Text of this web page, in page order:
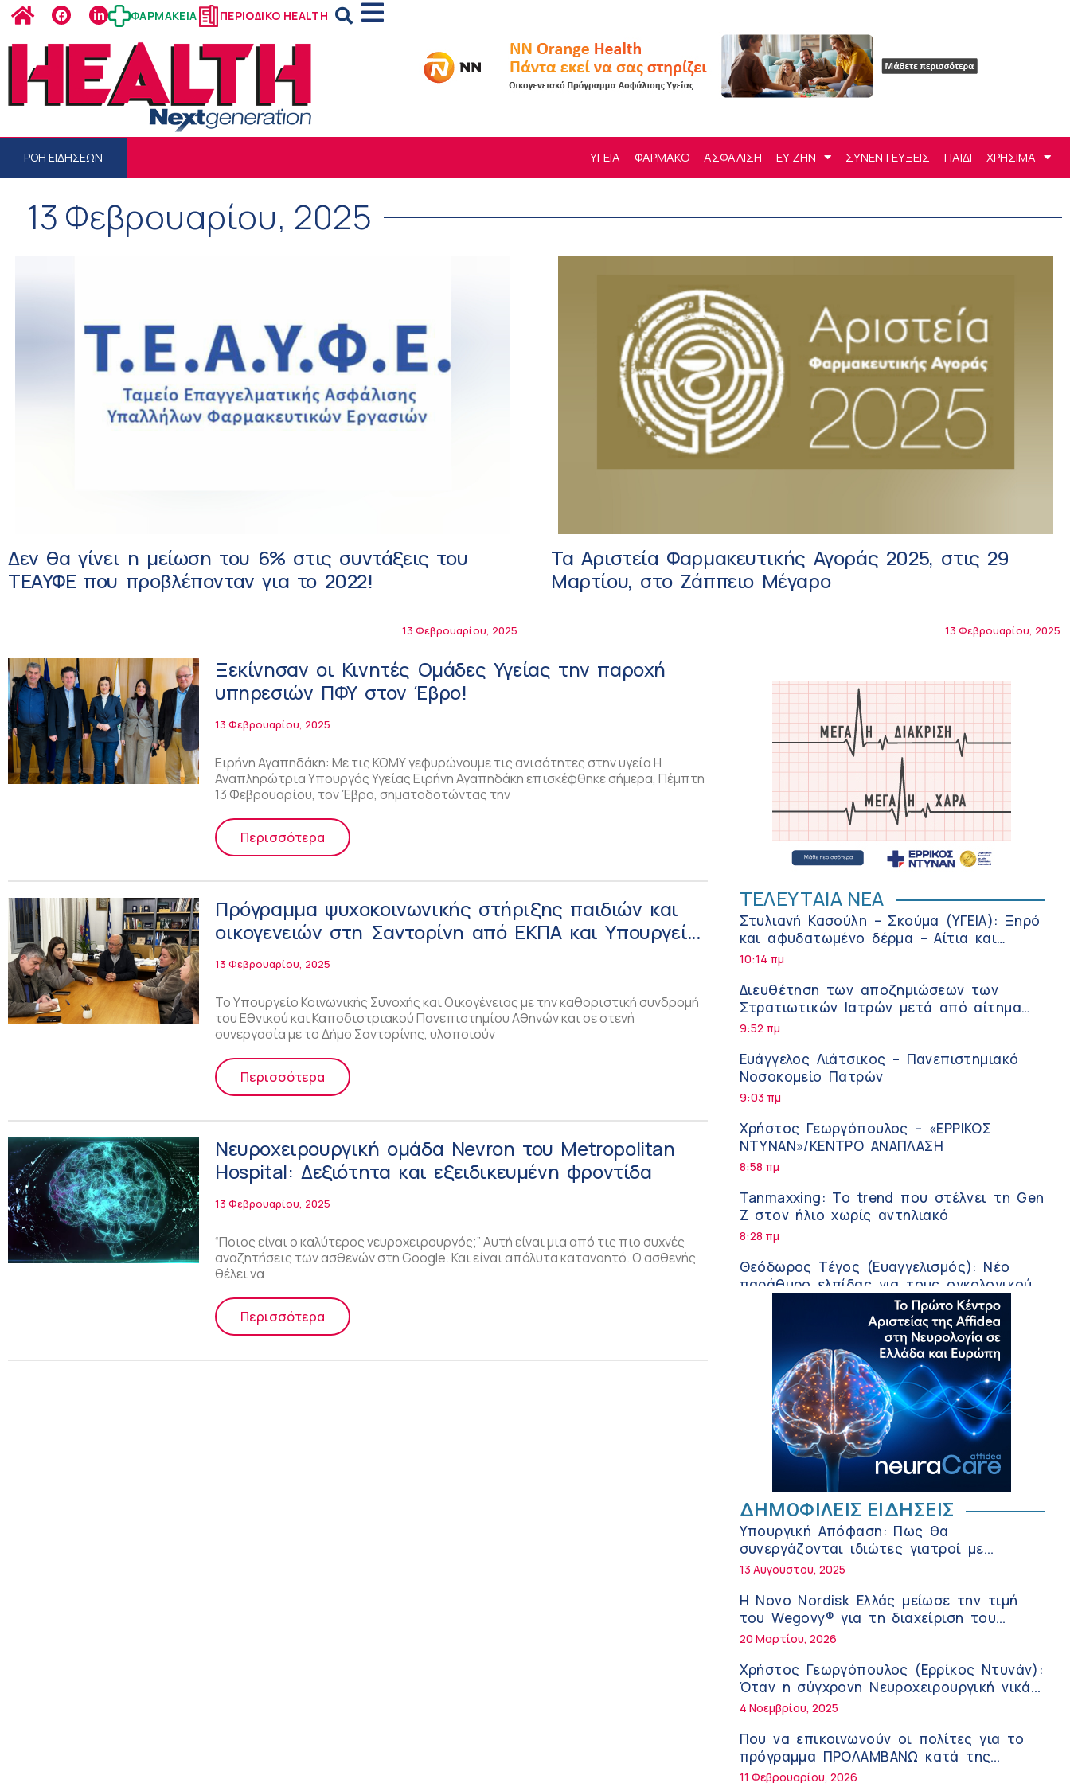
ΦΑΡΜΑΚΕΙΑ ΠΕΡΙΟΔΙΚΟ HEALTH
ΡΟΗ ΕΙΔΗΣΕΩΝ ΥΓΕΙΑ ΦΑΡΜΑΚΟ ΑΣΦΑΛΙΣΗ ΕΥ ΖΗΝ ΣΥΝΕΝΤΕΥΞΕΙΣ ΠΑΙΔΙ ΧΡΗΣΙΜΑ
13 Φεβρουαρίου, 2025
Δεν θα γίνει η μείωση του 6% στις συντάξεις του
ΤΕΑΥΦΕ που προβλέπονταν για το 2022!
13 Φεβρουαρίου, 2025
Τα Αριστεία Φαρμακευτικής Αγοράς 2025, στις 29
Μαρτίου, στο Ζάππειο Μέγαρο
13 Φεβρουαρίου, 2025
Ξεκίνησαν οι Κινητές Ομάδες Υγείας την παροχή
υπηρεσιών ΠΦΥ στον Έβρο!
13 Φεβρουαρίου, 2025
Ειρήνη Αγαπηδάκη: Με τις ΚΟΜΥ γεφυρώνουμε τις ανισότητες στην υγεία Η
Αναπληρώτρια Υπουργός Υγείας Ειρήνη Αγαπηδάκη επισκέφθηκε σήμερα, Πέμπτη
13 Φεβρουαρίου, τον Έβρο, σηματοδοτώντας την
Περισσότερα
Πρόγραμμα ψυχοκοινωνικής στήριξης παιδιών και
οικογενειών στη Σαντορίνη από ΕΚΠΑ και Υπουργείο
Κοινωνικής Συνοχής και Οικογένειας!
13 Φεβρουαρίου, 2025
Το Υπουργείο Κοινωνικής Συνοχής και Οικογένειας με την καθοριστική συνδρομή
του Εθνικού και Καποδιστριακού Πανεπιστημίου Αθηνών και σε στενή
συνεργασία με το Δήμο Σαντορίνης, υλοποιούν
Περισσότερα
Νευροχειρουργική ομάδα Nevron του Metropolitan
Hospital: Δεξιότητα και εξειδικευμένη φροντίδα
13 Φεβρουαρίου, 2025
“Ποιος είναι ο καλύτερος νευροχειρουργός;” Αυτή είναι μια από τις πιο συχνές
αναζητήσεις των ασθενών στη Google. Και είναι απόλυτα κατανοητό. Ο ασθενής
θέλει να
Περισσότερα
ΤΕΛΕΥΤΑΙΑ ΝΕΑ
Στυλιανή Κασούλη – Σκούμα (ΥΓΕΙΑ): Ξηρό
και αφυδατωμένο δέρμα – Αίτια και
αντιμετώπιση
10:14 πμ
Διευθέτηση των αποζημιώσεων των
Στρατιωτικών Ιατρών μετά από αίτημα
του ΙΣΑ
9:52 πμ
Ευάγγελος Λιάτσικος – Πανεπιστημιακό
Νοσοκομείο Πατρών
9:03 πμ
Χρήστος Γεωργόπουλος – «ΕΡΡΙΚΟΣ
ΝΤΥΝΑΝ»/ΚΕΝΤΡΟ ΑΝΑΠΛΑΣΗ
8:58 πμ
Tanmaxxing: To trend που στέλνει τη Gen
Z στον ήλιο χωρίς αντηλιακό
8:28 πμ
Θεόδωρος Τέγος (Ευαγγελισμός): Νέο
παράθυρο ελπίδας για τους ογκολογικούς
ασθενείς μέσω κλινικών δοκιμών
Ασφάλεια στο νερό: 8 χρήσιμες οδηγίες
από τον Ελληνικό Ερυθρό Σταυρό
7:03 πμ
Μαρίνα Ραυτοπούλου (ΙΑΤΡΙΚΟ ΚΕΝΤΡΟ):
Εκπαίδευση στον διαβήτη – Ένας πυλώνας
της σύγχρονης φροντίδας
6:56 πμ
Αθανάσιος Μανώλης (Metropolitan
Hospital): Καρδιοπαθείς και καλοκαίρι –
Διακοπές με ασφάλεια
6:20 πμ
Ειρήνη Ζίγκιρη (Ερρίκος Ντυνάν): H
θερμική καταπόνηση στους ηλικιωμένους
εργαζόμενους
Σύσκεψη στον ΕΟΦ για την ομαλή
λειτουργία της εφοδιαστικής αλυσίδας
των φαρμάκων στη διάρκεια του
καλοκαιριού
Μιχάλης Τάτσης, Insurance & Healthcare
Analyst, διευθυντής Επιχειρηματικής
Ανάπτυξης Ομίλου HHG
Kavita Patel: Ένα στα πέντε καινοτόμα
φάρμακα φτάνει τελικά στην Ελλάδα
ΔΗΜΟΦΙΛΕΙΣ ΕΙΔΗΣΕΙΣ
Υπουργική Απόφαση: Πως θα
συνεργάζονται ιδιώτες γιατροί με
νοσοκομεία του δημοσίου συστήματος
13 Αυγούστου, 2025
Η Novo Nordisk Ελλάς μείωσε την τιμή
του Wegovy® για τη διαχείριση του
βάρους
20 Μαρτίου, 2026
Χρήστος Γεωργόπουλος (Ερρίκος Ντυνάν):
Όταν η σύγχρονη Νευροχειρουργική νικά
το φόβο!
4 Νοεμβρίου, 2025
Που να επικοινωνούν οι πολίτες για το
πρόγραμμα ΠΡΟΛΑΜΒΑΝΩ κατά της
παχυσαρκίας
11 Φεβρουαρίου, 2026